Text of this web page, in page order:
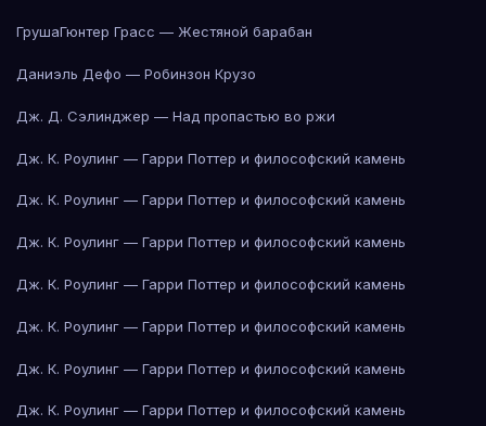
ГрушаГюнтер Грасс — Жестяной барабан
Даниэль Дефо — Робинзон Крузо
Дж. Д. Сэлинджер — Над пропастью во ржи
Дж. К. Роулинг — Гарри Поттер и философский камень
Дж. К. Роулинг — Гарри Поттер и философский камень
Дж. К. Роулинг — Гарри Поттер и философский камень
Дж. К. Роулинг — Гарри Поттер и философский камень
Дж. К. Роулинг — Гарри Поттер и философский камень
Дж. К. Роулинг — Гарри Поттер и философский камень
Дж. К. Роулинг — Гарри Поттер и философский камень